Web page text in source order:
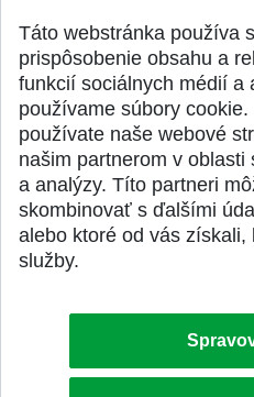
SPÄŤ
Táto webstránka používa
prispôsobenie obsahu a
funkcií sociálnych médií a
používame súbory
používate naše webové
našim partnerom v
a analýzy. Títo partneri
skombinovať s ďalšími
alebo ktoré od vás
služby.